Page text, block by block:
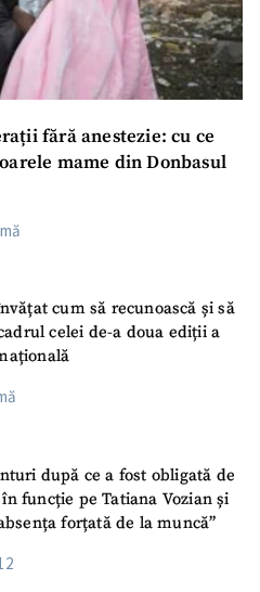
fără anestezie: cu ce
mame din Donbasul
cum să recunoască și să
celei de-a doua ediții a
după ce a fost obligată de
funcție pe Tatiana Vozian și
forțată de la muncă”